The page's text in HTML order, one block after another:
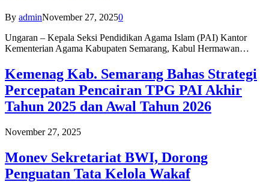
By adminNovember 27, 20250
Ungaran – Kepala Seksi Pendidikan Agama Islam (PAI) Kantor
Kementerian Agama Kabupaten Semarang, Kabul Hermawan…
Kemenag Kab. Semarang Bahas Strategi
Percepatan Pencairan TPG PAI Akhir
Tahun 2025 dan Awal Tahun 2026
November 27, 2025
Monev Sekretariat BWI, Dorong
Penguatan Tata Kelola Wakaf